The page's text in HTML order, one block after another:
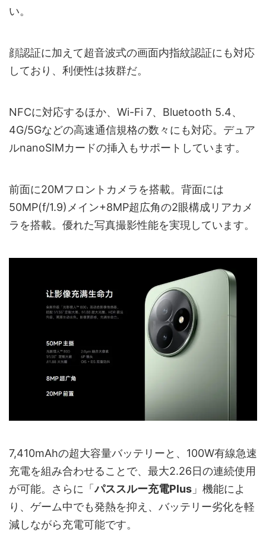
い。
顔認証に加えて超音波式の画面内指紋認証にも対応
しており、利便性は抜群だ。
NFCに対応するほか、Wi-Fi 7、Bluetooth 5.4、
4G/5Gなどの高速通信規格の数々にも対応。デュア
ルnanoSIMカードの挿入もサポートしています。
前面に20Mフロントカメラを搭載。背面には
50MP(f/1.9)メイン+8MP超広角の2眼構成リアカメ
ラを搭載。優れた写真撮影性能を実現しています。
7,410mAhの超大容量バッテリーと、100W有線急速
充電を組み合わせることで、最大2.26日の連続使用
が可能。さらに「パススルー充電Plus 」機能によ
り、ゲーム中でも発熱を抑え、バッテリー劣化を軽
減しながら充電可能です。